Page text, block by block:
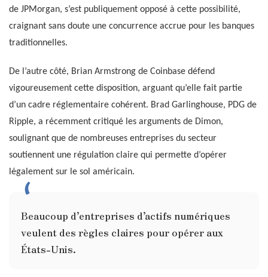
de JPMorgan, s’est publiquement opposé à cette possibilité,
craignant sans doute une concurrence accrue pour les banques
traditionnelles.
De l’autre côté, Brian Armstrong de Coinbase défend
vigoureusement cette disposition, arguant qu’elle fait partie
d’un cadre réglementaire cohérent. Brad Garlinghouse, PDG de
Ripple, a récemment critiqué les arguments de Dimon,
soulignant que de nombreuses entreprises du secteur
soutiennent une régulation claire qui permette d’opérer
légalement sur le sol américain.
Beaucoup d’entreprises d’actifs numériques
veulent des règles claires pour opérer aux
États-Unis.